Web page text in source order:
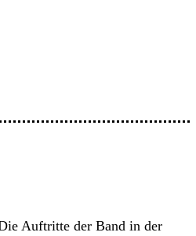
Auftritte der Band in der